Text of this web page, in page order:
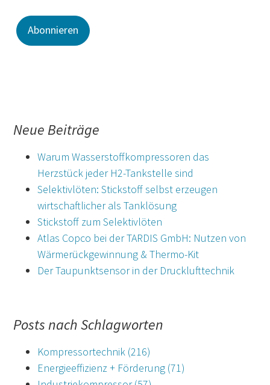
Neue Beiträge
Warum Wasserstoffkompressoren das
Herzstück jeder H2-Tankstelle sind
Selektivlöten: Stickstoff selbst erzeugen
wirtschaftlicher als Tanklösung
Stickstoff zum Selektivlöten
Atlas Copco bei der TARDIS GmbH: Nutzen von
Wärmerückgewinnung & Thermo-Kit
Der Taupunktsensor in der Drucklufttechnik
Posts nach Schlagworten
Kompressortechnik (216)
Energieeffizienz + Förderung (71)